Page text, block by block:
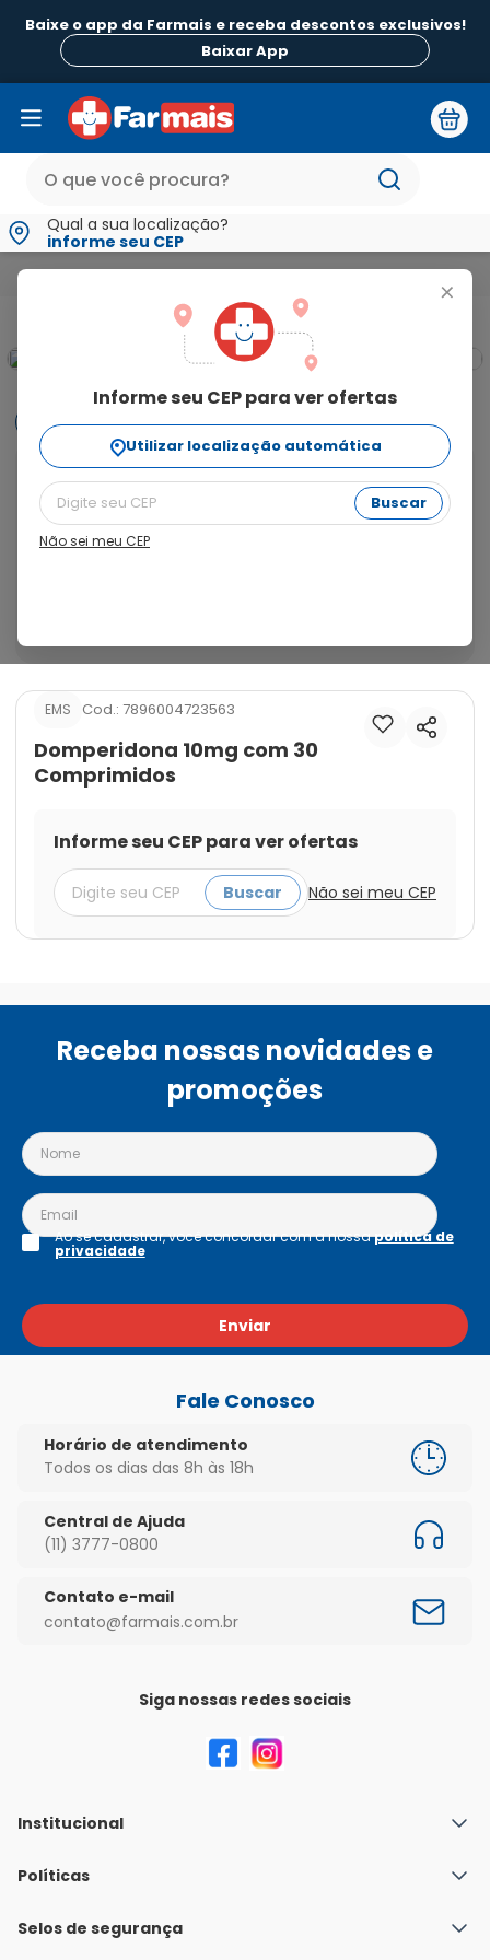
Baixe o app da Farmais e receba descontos exclusivos!
Baixar App
Qual a sua localização?
informe seu CEP
+
Informe seu CEP para ver ofertas
Utilizar localização automática
Buscar
Não sei meu CEP
Informações
Domperidona 10mg Genérico 30 Comprimidos é um
medicamento que torna mais rápida a movimentação
do alimento através do esôfago, estômago e
intestinos, de tal maneira que o alimento não fique
EMS Cod.: 7896004723563
Domperidona 10mg com 30
Comprimidos
Informe seu CEP para ver ofertas
Buscar Não sei meu CEP
Receba nossas novidades e
promoções
Enviar
Ao se cadastrar, você concordar com a nossapolítica de
privacidade
Fale Conosco
Horário de atendimento
Todos os dias das 8h às 18h
Central de Ajuda
(11) 3777-0800
Contato e-mail
contato@farmais.com.br
Siga nossas redes sociais
Institucional
Quem Somos
Nossas lojas
Políticas
Política de Envio
Selos de segurança